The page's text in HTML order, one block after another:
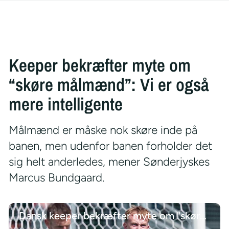
Keeper bekræfter myte om
“skøre målmænd”: Vi er også
mere intelligente
Målmænd er måske nok skøre inde på
banen, men udenfor banen forholder det
sig helt anderledes, mener Sønderjyskes
Marcus Bundgaard.
Dansk keeper bekræfter myte om "skøre målmænd": Vi er også mere intelligente